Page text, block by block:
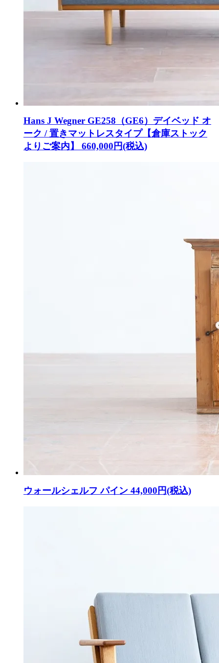
Hans J Wegner GE258（GE6）デイベッド オ
ーク / 置きマットレスタイプ【倉庫ストック
よりご案内】 660,000円(税込)
ウォールシェルフ パイン 44,000円(税込)